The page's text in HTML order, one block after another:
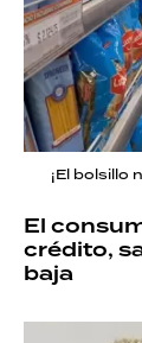
¡El bolsillo
El
crédito,
baja